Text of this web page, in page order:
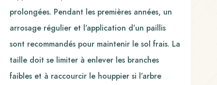
prolongées. Pendant les premières années, un
arrosage régulier et l’application d’un paillis
sont recommandés pour maintenir le sol frais. La
taille doit se limiter à enlever les branches
faibles et à raccourcir le houppier si l’arbre